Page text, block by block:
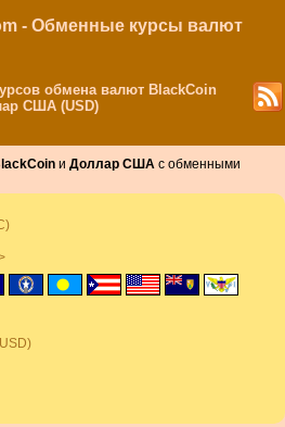
- Обменные курсы валют
обмена валют BlackCoin
США (USD)
и Доллар США с обменными